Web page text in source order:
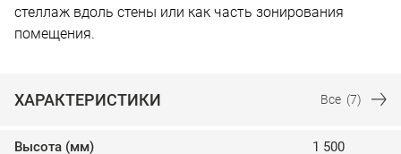
стеллаж вдоль стены или как часть зонирования
помещения.
ХАРАКТЕРИСТИКИ Все (7)
Высота (мм) 1 500